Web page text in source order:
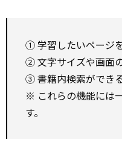
① 学習したいページ
② 文字サイズや画面
③ 書籍内検索ができ
※ これらの機能には
す。